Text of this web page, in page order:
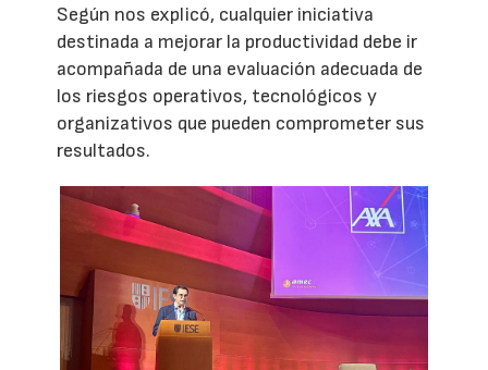
Según nos explicó, cualquier iniciativa
destinada a mejorar la productividad debe ir
acompañada de una evaluación adecuada de
los riesgos operativos, tecnológicos y
organizativos que pueden comprometer sus
resultados.